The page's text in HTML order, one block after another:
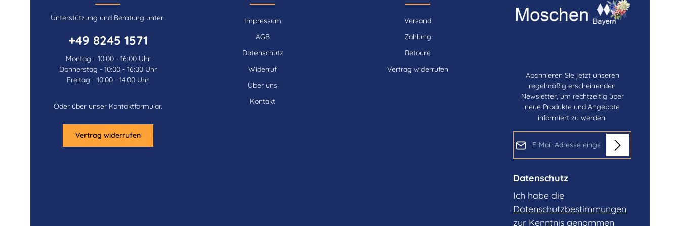
Unterstützung und Beratung unter:
+49 8245 1571
Montag - 10:00 - 16:00 Uhr
Donnerstag - 10:00 - 16:00 Uhr
Freitag - 10:00 - 14:00 Uhr
Oder über unser Kontaktformular.
Vertrag widerrufen
Impressum
AGB
Datenschutz
Widerruf
Über uns
Kontakt
Versand
Zahlung
Retoure
Vertrag widerrufen
Abonnieren Sie jetzt unseren
regelmäßig erscheinenden
Newsletter, um rechtzeitig über
neue Produkte und Angebote
informiert zu werden.
E-Mail-Adresse*
Datenschutz
Ich habe die
Datenschutzbestimmungen
zur Kenntnis genommen